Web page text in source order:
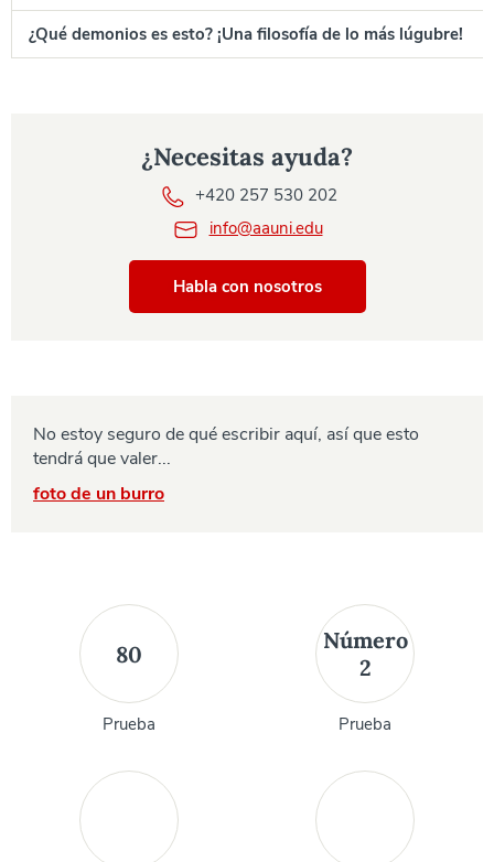
¿Qué demonios es esto? ¡Una filosofía de lo más lúgubre!
¿Necesitas ayuda?
+420 257 530 202
info@aauni.edu
Habla con nosotros
No estoy seguro de qué escribir aquí, así que esto
tendrá que valer...
foto de un burro
80
Prueba
Número
2
Prueba